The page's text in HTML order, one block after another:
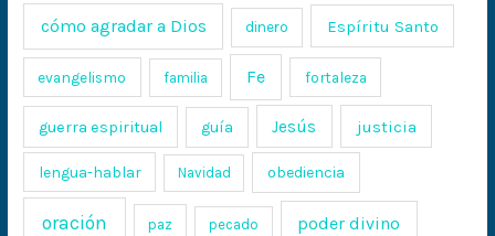
cómo agradar a Dios dinero Espíritu Santo
evangelismo familia Fe fortaleza
guerra espiritual guía Jesús justicia
lengua-hablar Navidad obediencia
oración paz pecado poder divino